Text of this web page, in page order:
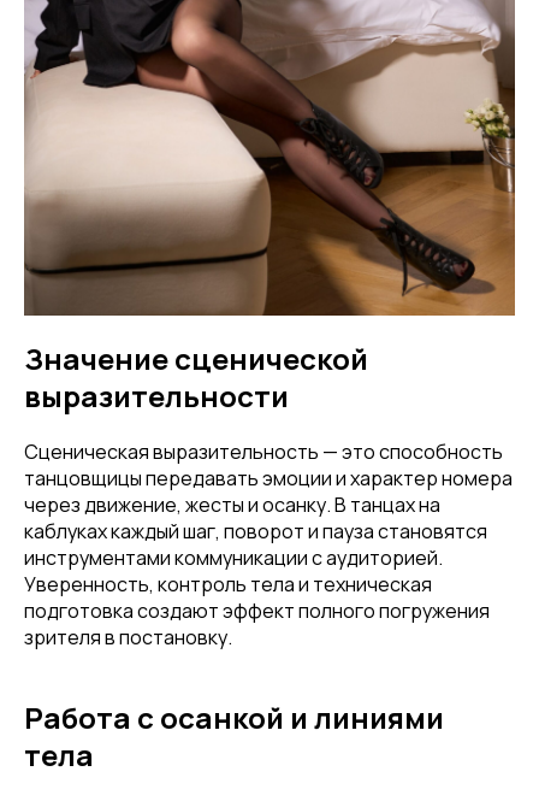
Значение сценической
выразительности
Сценическая выразительность — это способность
танцовщицы передавать эмоции и характер номера
через движение, жесты и осанку. В танцах на
каблуках каждый шаг, поворот и пауза становятся
инструментами коммуникации с аудиторией.
Уверенность, контроль тела и техническая
подготовка создают эффект полного погружения
зрителя в постановку.
Работа с осанкой и линиями
тела